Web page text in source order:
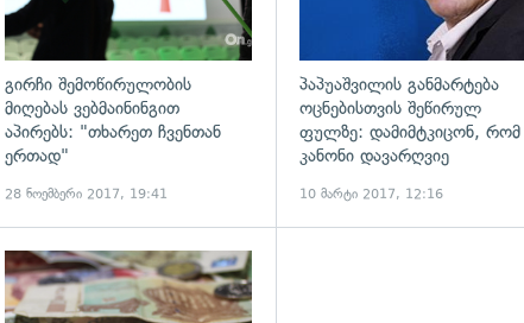
გირჩი შემოწირულობის
მიღებას ვებმაინინგით
აპირებს: "თხარეთ ჩვენთან
ერთად"
28 ნოემბერი 2017, 19:41
პაპუაშვილის განმარტება
ოცნებისთვის შეწირულ
ფულზე: დამიმტკიცონ, რომ
კანონი დავარღვიე
10 მარტი 2017, 12:16
გადახედვა